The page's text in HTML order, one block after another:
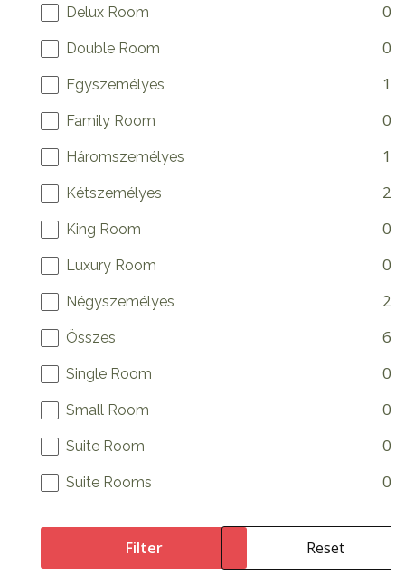
Delux Room 0
Double Room 0
Egyszemélyes 1
Family Room 0
Háromszemélyes 1
Kétszemélyes 2
King Room 0
Luxury Room 0
Négyszemélyes 2
Összes 6
Single Room 0
Small Room 0
Suite Room 0
Suite Rooms 0
Filter Reset